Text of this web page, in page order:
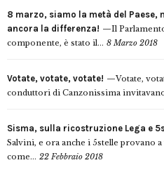
8 marzo, siamo la metà del
ancora la differenza!
Il
componente, è stato il... 8 Marzo 2018
Votate, votate, votate!
Votate,
conduttori di Canzonissima
Sisma, sulla ricostruzione Lega e
Salvini, e ora anche i 5stelle provano
come... 22 Febbraio 2018